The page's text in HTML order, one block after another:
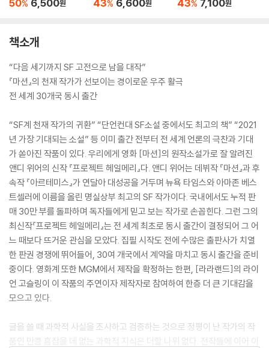
50% 6,500원 43% 6,600원 43% 7,100원
책소개
“다음 세기까지 SF 고전으로 남을 대작”
『마션』의 천재 작가가 선보이는 경이로운 우주 활극
전 세계 30개국 동시 출간
“SF계 천재 작가의 귀환” “단언컨대 SF소설 중에서도 최고의 책” “2021
년 가장 기대되는 소설” 등 이미 출간 전부터 전 세계 언론의 극찬과 기대
가 쏟아진 작품이 있다. 우리에게 영화 [마션]의 원작소설가로 잘 알려진
앤디 위어의 신작 『프로젝트 헤일메리』다. 앤디 위어는 데뷔작 『마션』과 후
속작 『아르테미스』가 연달아 대성공을 거두며 뉴욕 타임스와 아마존 베스
트셀러에 이름을 올린 명실상부 최고의 SF 작가이다. 국내에서도 누적 판
매 30만 부를 돌파하며 독자들에게 믿고 보는 작가로 손꼽힌다. 그런 그의
최신작『프로젝트 헤일메리』는 전 세계 최초로 동시 출간이 결정되어 그 어
느 때보다 뜨거운 관심을 모았다. 집필 시작도 전에 수많은 출판사가 치열
한 판권 경쟁에 뛰어들어, 30여 개국에서 계약을 마치고 동시 출간을 준비
중이다. 영화계 또한 MGM에서 제작을 확정하는 한편, [라라랜드]의 라이
언 고슬링이 이 작품의 주연이자 제작자로 참여하여 한층 더 큰 기대감을
모으고 있다.
글을 쓸 때 과학적 사실을 조사하고 검증하는 것으로 정평이 난 작가의 작
품인 만큼 흠잡을 데 없는 과학적 지식은 더할 나위 없다. 전작들에 이어 이